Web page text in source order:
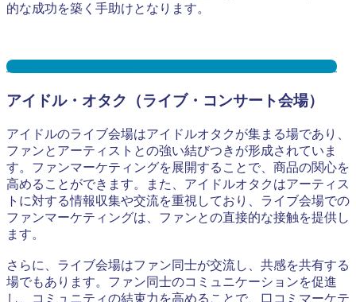
的な成功を築く手助けとなります。
ドッグランサンプリングとは？メリット３選と事例を紹介
アイドル・オタク（ライブ・コンサート会場）
アイドルのライブ会場はアイドルオタクが集まる場であり、
ファンとアーティストとの強い結びつきが形成されていま
す。ファンマーケティングを展開することで、商品の関心を
高めることができます。また、アイドルオタクはアーティス
トに対する情報収集や交流を重視しており、ライブ会場での
ファンマーケティングは、ファンとの直接的な接触を提供し
ます。
さらに、ライブ会場はファン同士が交流し、共感を共有する
場でもあります。ファン同士のコミュニケーションを促進
し、コミュニティの結束力を高めることで、口コミマーケテ